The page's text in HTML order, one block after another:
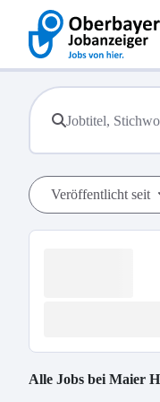
Veröffentlicht seit
Alle Jobs bei Maier